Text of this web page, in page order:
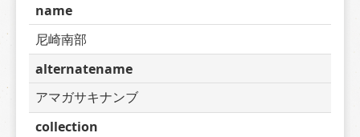
name
尼崎南部
alternatename
アマガサキナンブ
collection